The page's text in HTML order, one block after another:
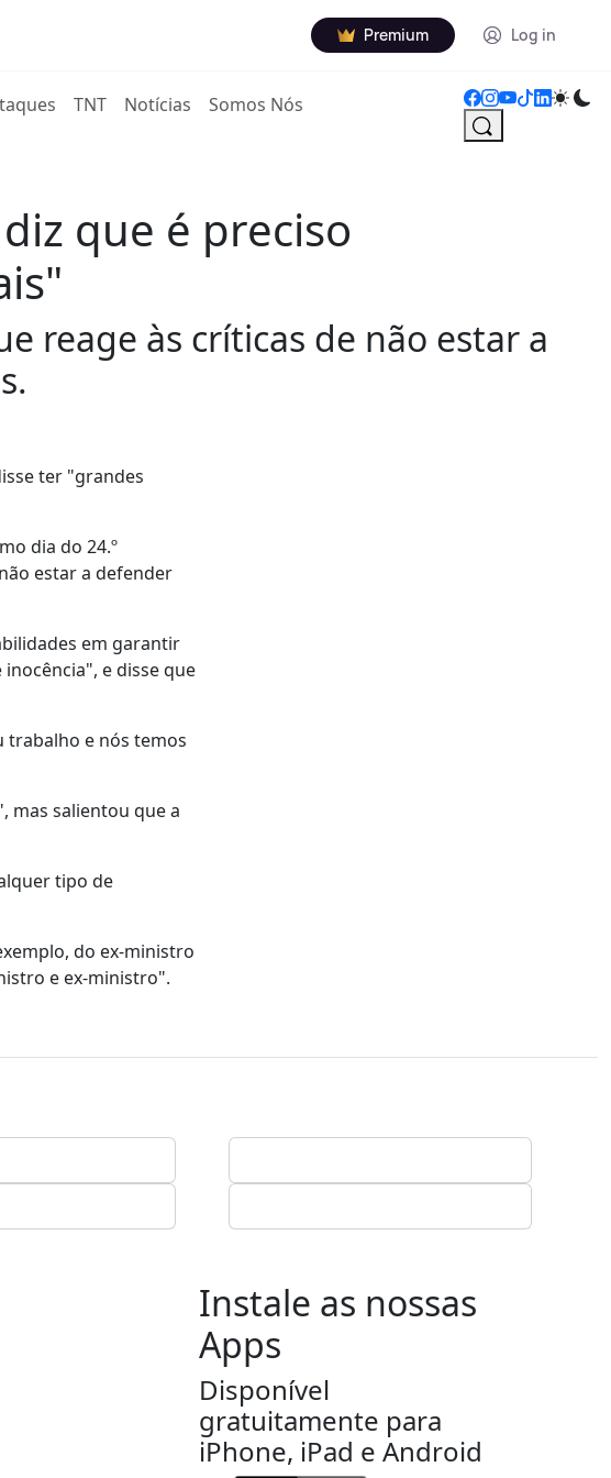
Premium Log in
TNT Notícias Somos Nós
que é preciso
reage às críticas de não estar a
ter "grandes
dia do 24.º
estar a defender
em garantir
e disse que
trabalho e nós temos
mas salientou que a
tipo de
do ex-ministro
e ex-ministro".
Instale as nossas
Apps
Disponível
gratuitamente para
iPhone, iPad e Android